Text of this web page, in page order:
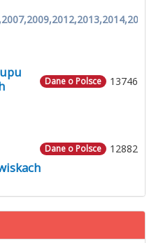
13746
Dane o Polsce
12882
Dane o Polsce